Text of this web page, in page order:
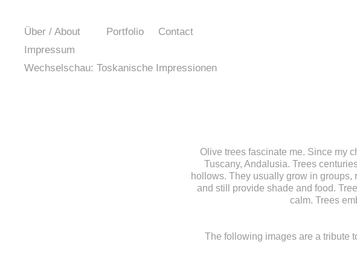
Über / About Portfolio
Contact
Impressum
Wechselschau: Toskanische Impressionen
Olive trees fascinate me. Since my
Tuscany, Andalusia. Trees
hollows. They usually grow in groups,
and still provide shade and food.
calm. Trees
The following images are a tribute